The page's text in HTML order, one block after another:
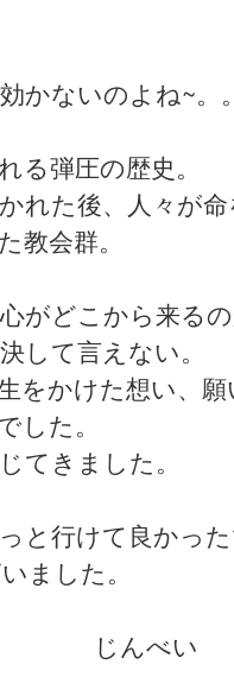
かないのよね~。
る弾圧の歴史。
れた後、人々が
教会群。
がどこから来る
して言えない。
をかけた想い、
した。
てきました。
と行けて良かっ
ました。
べ